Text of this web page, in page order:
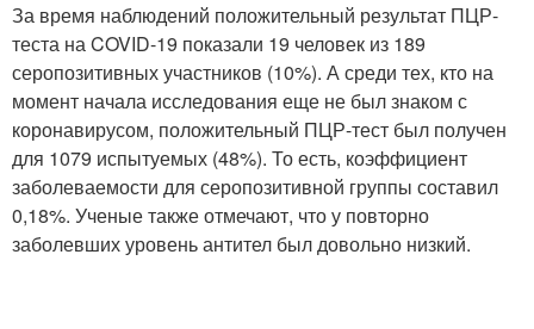
За время наблюдений положительный результат ПЦР-
теста на COVID-19 показали 19 человек из 189
серопозитивных участников (10%). А среди тех, кто на
момент начала исследования еще не был знаком с
коронавирусом, положительный ПЦР-тест был получен
для 1079 испытуемых (48%). То есть, коэффициент
заболеваемости для серопозитивной группы составил
0,18%. Ученые также отмечают, что у повторно
заболевших уровень антител был довольно низкий.